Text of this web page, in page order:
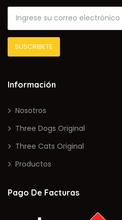
Información
Nosotros
Three Dogs Original
Three Cats Original
Productos
Pago De Facturas